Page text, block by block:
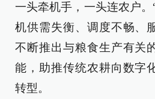
一头牵机手，一头连农户
机供需失衡、调度不畅、
不断推出与粮食生产有关
能，助推传统农耕向数字
转型。